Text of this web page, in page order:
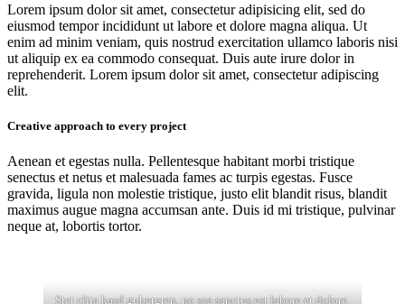
Lorem ipsum dolor sit amet, consectetur adipisicing elit, sed do
eiusmod tempor incididunt ut labore et dolore magna aliqua. Ut
enim ad minim veniam, quis nostrud exercitation ullamco laboris nisi
ut aliquip ex ea commodo consequat. Duis aute irure dolor in
reprehenderit. Lorem ipsum dolor sit amet, consectetur adipiscing
elit.
Creative approach to every project
Aenean et egestas nulla. Pellentesque habitant morbi tristique
senectus et netus et malesuada fames ac turpis egestas. Fusce
gravida, ligula non molestie tristique, justo elit blandit risus, blandit
maximus augue magna accumsan ante. Duis id mi tristique, pulvinar
neque at, lobortis tortor.
Stet clita kasd gubergren, no sea sanctus est labore et dolore.